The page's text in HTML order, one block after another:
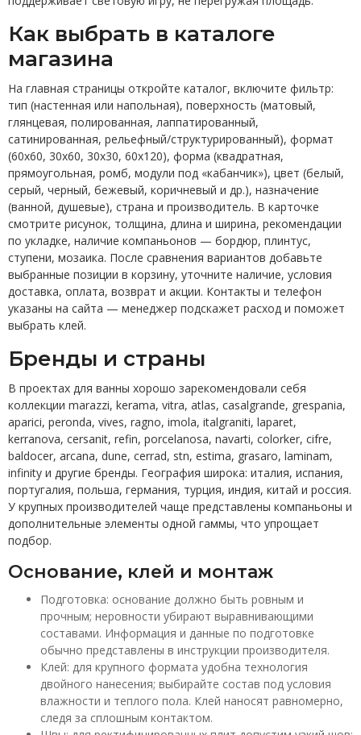
Как выбрать в каталоге
магазина
На главная страницы откройте каталог, включите фильтр:
тип (настенная или напольная), поверхность (матовый,
глянцевая, полированная, лаппатированный,
сатинированная, рельефный/структурированный), формат
(60x60, 30x60, 30x30, 60x120), форма (квадратная,
прямоугольная, ромб, модули под «кабанчик»), цвет (белый,
серый, черный, бежевый, коричневый и др.), назначение
(ванной, душевые), страна и производитель. В карточке
смотрите рисунок, толщина, длина и ширина, рекомендации
по укладке, наличие компаньонов — бордюр, плинтус,
ступени, мозаика. После сравнения вариантов добавьте
выбранные позиции в корзину, уточните наличие, условия
доставка, оплата, возврат и акции. Контакты и телефон
указаны на сайта — менеджер подскажет расход и поможет
выбрать клей.
Бренды и страны
В проектах для ванны хорошо зарекомендовали себя
коллекции marazzi, kerama, vitra, atlas, casalgrande, grespania,
aparici, peronda, vives, ragno, imola, italgraniti, laparet,
kerranova, cersanit, refin, porcelanosa, navarti, colorker, cifre,
baldocer, arcana, dune, cerrad, stn, estima, grasaro, laminam,
infinity и другие бренды. География широка: италия, испания,
португалия, польша, германия, турция, индия, китай и россия.
У крупных производителей чаще представлены компаньоны и
дополнительные элементы одной гаммы, что упрощает
подбор.
Основание, клей и монтаж
Подготовка: основание должно быть ровным и
прочным; неровности убирают выравнивающими
составами. Информация и данные по подготовке
обычно представлены в инструкции производителя.
Клей: для крупного формата удобна технология
двойного нанесения; выбирайте состав под условия
влажности и теплого пола. Клей наносят равномерно,
следя за сплошным контактом.